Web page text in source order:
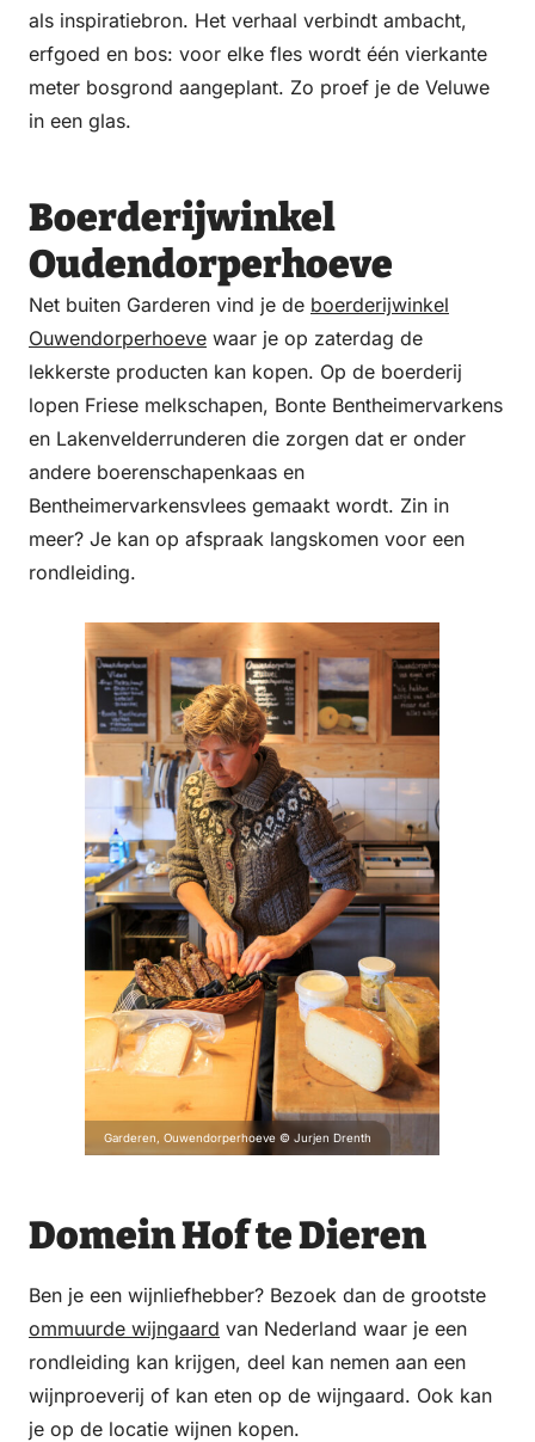
als inspiratiebron. Het verhaal verbindt ambacht,
erfgoed en bos: voor elke fles wordt één vierkante
meter bosgrond aangeplant. Zo proef je de Veluwe
in een glas.
Boerderijwinkel
Oudendorperhoeve
Net buiten Garderen vind je de boerderijwinkel
Ouwendorperhoeve waar je op zaterdag de
lekkerste producten kan kopen. Op de boerderij
lopen Friese melkschapen, Bonte Bentheimervarkens
en Lakenvelderrunderen die zorgen dat er onder
andere boerenschapenkaas en
Bentheimervarkensvlees gemaakt wordt. Zin in
meer? Je kan op afspraak langskomen voor een
rondleiding.
Garderen, Ouwendorperhoeve © Jurjen Drenth
Domein Hof te Dieren
Ben je een wijnliefhebber? Bezoek dan de grootste
ommuurde wijngaard van Nederland waar je een
rondleiding kan krijgen, deel kan nemen aan een
wijnproeverij of kan eten op de wijngaard. Ook kan
je op de locatie wijnen kopen.